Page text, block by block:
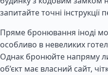
запитайте точні інструкції
Пряме бронювання іноді
особливо в невеликих
Однак бронюйте напряму
об’єкт має власний сайт,